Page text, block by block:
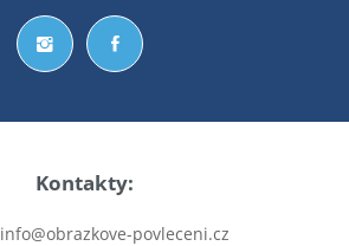
Kontakty:
info@obrazkove-povleceni.cz